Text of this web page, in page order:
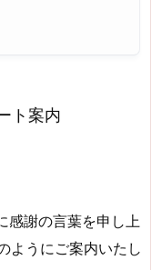
ト案内
感謝の言葉を申し上
ようにご案内いたし